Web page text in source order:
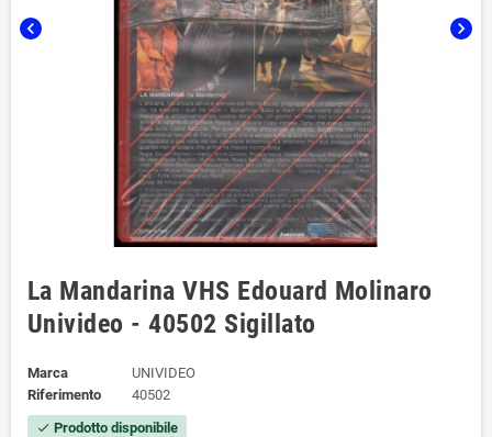
chevron_left chevron_right
La Mandarina VHS Edouard Molinaro
Univideo - 40502 Sigillato
Marca
UNIVIDEO
Riferimento
40502
check Prodotto disponibile